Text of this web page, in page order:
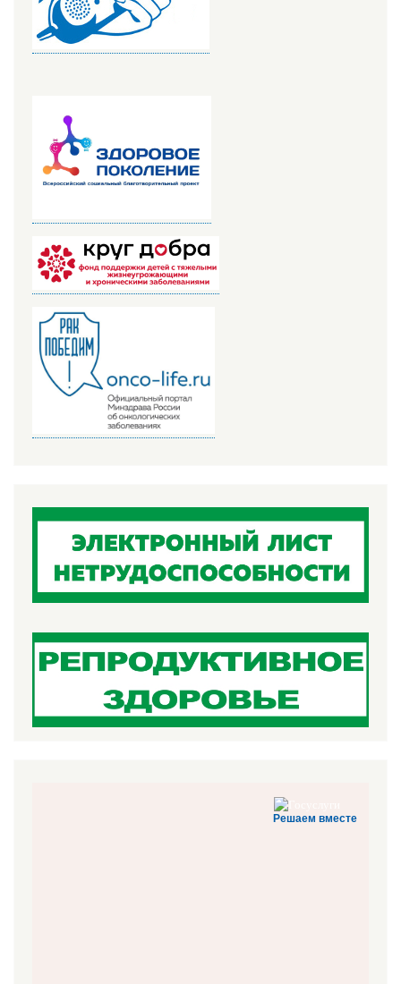
Решаем вместе